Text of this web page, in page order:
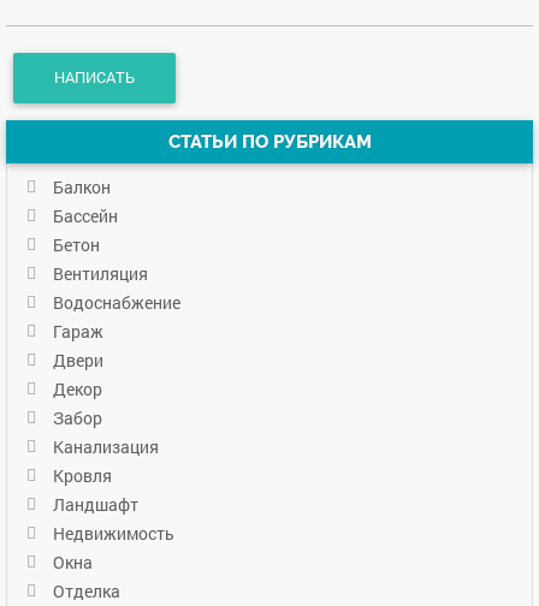
СТАТЬИ ПО РУБРИКАМ
Балкон
Бассейн
Бетон
Вентиляция
Водоснабжение
Гараж
Двери
Декор
Забор
Канализация
Кровля
Ландшафт
Недвижимость
Окна
Отделка